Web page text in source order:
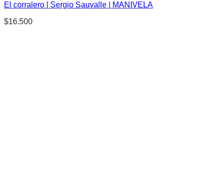
El corralero | Sergio Sauvalle | MANIVELA
$16.500